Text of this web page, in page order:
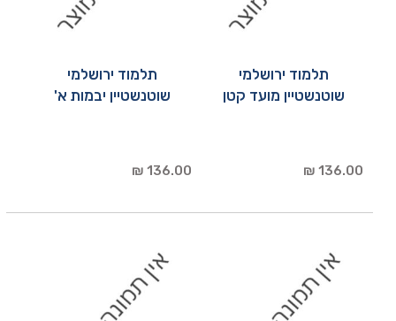
תלמוד ירושלמי
שוטנשטיין מועד קטן
136.00 ₪
תלמוד ירושלמי
שוטנשטיין יבמות א'
136.00 ₪